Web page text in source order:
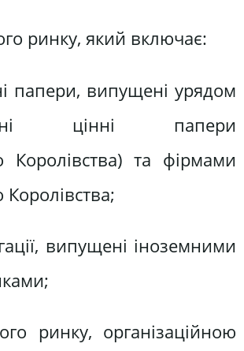
ринку, який включає:
папери, випущені урядом
цінні папери
Королівства) та фірмами
Королівства;
випущені іноземними
ринку, організаційною